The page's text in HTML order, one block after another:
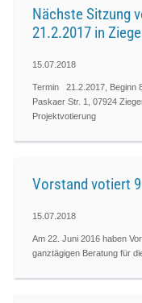
Nächste Sitzung
21.2.2017 in
15.07.2018
Termin 21.2.2017,
Paskaer Str. 1, 07924
Projektvotierung
Vorstand votiert
15.07.2018
Am 22. Juni 2016 haben
ganztägigen Beratung für